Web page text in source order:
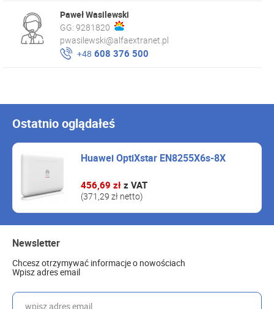
Paweł Wasilewski
GG: 9281820
pwasilewski@alfaextranet.pl
+48 608 376 500
Ostatnio oglądałeś
Huawei OptiXstar EN8255X6s-8X
456,69 zł z VAT
(371,29 zł netto)
Newsletter
Chcesz otrzymywać informacje o nowościach
Wpisz adres email
wpisz adres email